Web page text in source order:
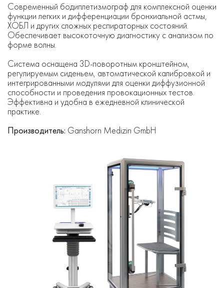
Современный бодиплетизмограф для комплексной оценки
функции легких и дифференциации бронхиальной астмы,
ХОБЛ и других сложных респираторных состояний.
Обеспечивает высокоточную диагностику с анализом по
форме волны.
Система оснащена 3D-поворотным кронштейном,
регулируемым сиденьем, автоматической калибровкой и
интегрированными модулями для оценки диффузионной
способности и проведения провокационных тестов.
Эффективна и удобна в ежедневной клинической
практике.
Производитель: Ganshorn Medizin GmbH